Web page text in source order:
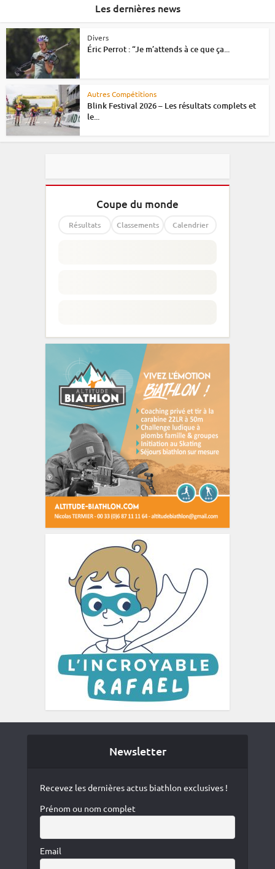
Les dernières news
Divers
Éric Perrot : “Je m’attends à ce que ça...
Autres Compétitions
Blink Festival 2026 – Les résultats complets et
le...
Coupe du monde
Résultats Classements Calendrier
Newsletter
Recevez les dernières actus biathlon exclusives !
Prénom ou nom complet
Email